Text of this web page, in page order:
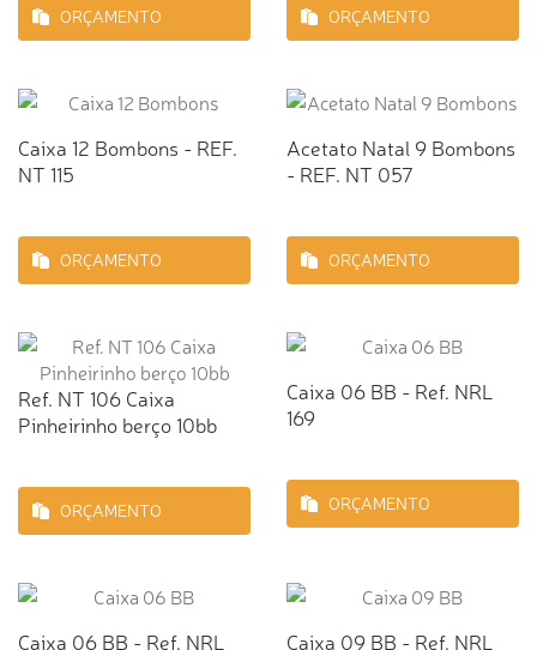
ORÇAMENTO ORÇAMENTO
Caixa 12 Bombons - REF.
NT 115
ORÇAMENTO
Acetato Natal 9 Bombons
- REF. NT 057
ORÇAMENTO
Ref. NT 106 Caixa
Pinheirinho berço 10bb
ORÇAMENTO
Caixa 06 BB - Ref. NRL
169
ORÇAMENTO
Caixa 06 BB - Ref. NRL Caixa 09 BB - Ref. NRL